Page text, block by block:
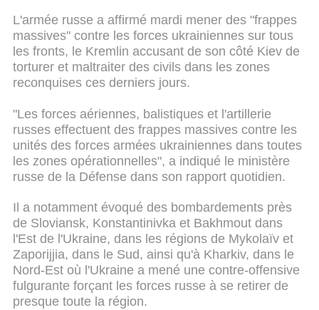
L'armée russe a affirmé mardi mener des "frappes
massives" contre les forces ukrainiennes sur tous
les fronts, le Kremlin accusant de son côté Kiev de
torturer et maltraiter des civils dans les zones
reconquises ces derniers jours.
"Les forces aériennes, balistiques et l'artillerie
russes effectuent des frappes massives contre les
unités des forces armées ukrainiennes dans toutes
les zones opérationnelles", a indiqué le ministère
russe de la Défense dans son rapport quotidien.
Il a notamment évoqué des bombardements près
de Sloviansk, Konstantinivka et Bakhmout dans
l'Est de l'Ukraine, dans les régions de Mykolaïv et
Zaporijjia, dans le Sud, ainsi qu'à Kharkiv, dans le
Nord-Est où l'Ukraine a mené une contre-offensive
fulgurante forçant les forces russe à se retirer de
presque toute la région.